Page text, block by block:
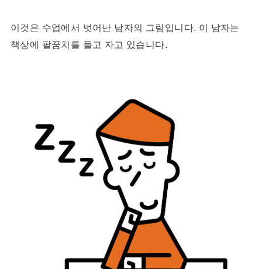
이것은 수업에서 벗어난 남자의 그림입니다. 이 남자는
책상에 팔꿈치를 들고 자고 있습니다.